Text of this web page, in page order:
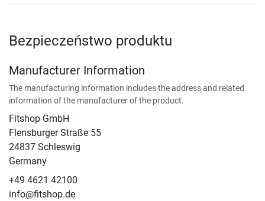
Bezpieczeństwo produktu
Manufacturer Information
The manufacturing information includes the address and related
information of the manufacturer of the product.
Fitshop GmbH
Flensburger Straße 55
24837 Schleswig
Germany
+49 4621 42100
info@fitshop.de